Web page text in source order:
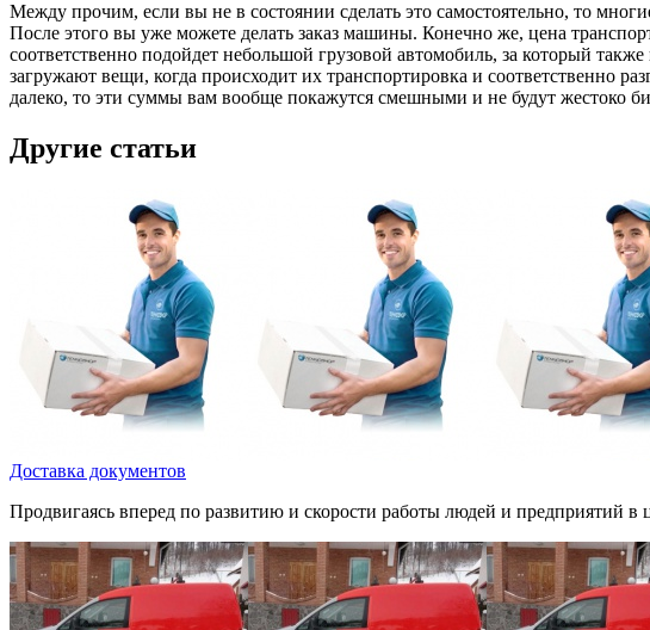
Между прочим, если вы не в состоянии сделать это самостоятельно, то
После этого вы уже можете делать заказ машины. Конечно же, цена
соответственно подойдет небольшой грузовой автомобиль, за который
загружают вещи, когда происходит их транспортировка и соответственно
далеко, то эти суммы вам вообще покажутся смешными и не будут жестоко
Другие статьи
Доставка документов
Продвигаясь вперед по развитию и скорости работы людей и предприятий в